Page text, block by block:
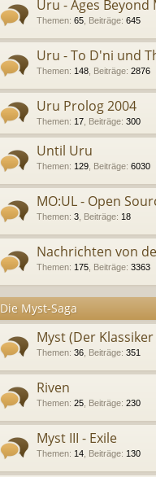
Uru - Ages Beyond
Themen: 65 Beiträge: 645
Uru - To D'ni und
Themen: 148 Beiträge: 2876
Uru Prolog 2004
Themen: 17 Beiträge: 300
Until Uru
Themen: 129 Beiträge: 6030
MO:UL - Open
Themen: 3 Beiträge: 18
Nachrichten von
Themen: 175 Beiträge: 3363
Die Myst-Saga
Myst (Der
Themen: 36 Beiträge: 351
Riven
Themen: 25 Beiträge: 230
Myst III - Exile
Themen: 14 Beiträge: 130